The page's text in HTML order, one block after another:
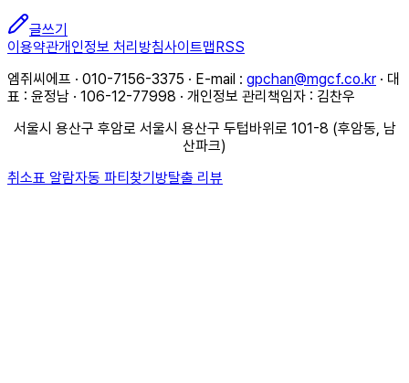
글쓰기
이용약관개인정보 처리방침사이트맵 RSS
엠쥐씨에프 · 010-7156-3375 · E-mail : gpchan@mgcf.co.kr · 대
표 : 윤정남 · 106-12-77998 · 개인정보 관리책임자 : 김찬우
서울시 용산구 후암로 서울시 용산구 두텁바위로 101-8 (후암동, 남
산파크)
취소표 알람자동 파티찾기 방탈출 리뷰